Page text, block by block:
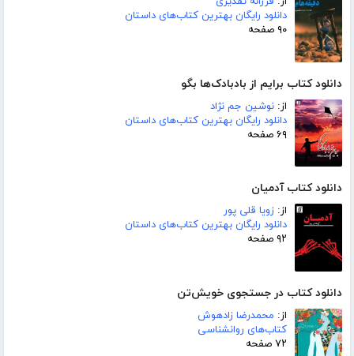
دانلود رایگان بهترین کتاب‌های داستان
۹۰ صفحه
دانلود کتاب برایم از بادبادک‌ها بگو
از: نوشین جم نژاد
دانلود رایگان بهترین کتاب‌های داستان
۶۹ صفحه
دانلود کتاب آدمیان
از: زویا قلی پور
دانلود رایگان بهترین کتاب‌های داستان
۹۲ صفحه
دانلود کتاب در جستجوی خویش‌تن
از: محمدرضا زادهوش
کتاب‌های روانشناسی
۷۲ صفحه